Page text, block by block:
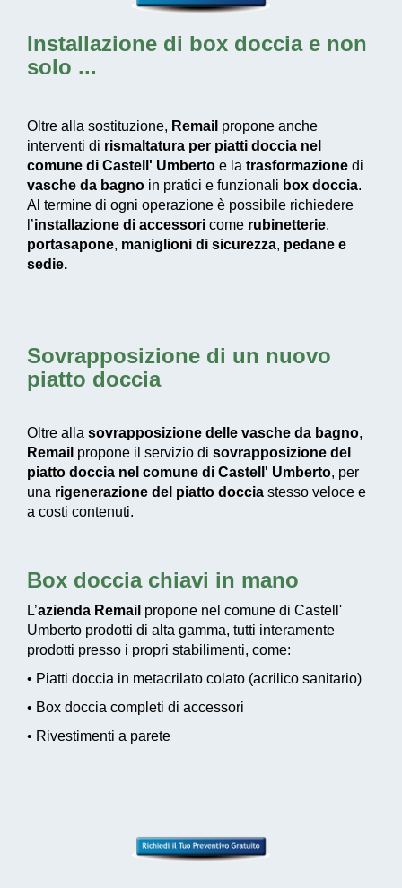
Installazione di box docciae non
solo ...
Oltre alla sostituzione, Remail propone anche
interventi di rismaltatura per piatti doccia nel
comune di Castell' Umberto e la trasformazione di
vasche da bagno in pratici e funzionali box doccia.
Al termine di ogni operazione è possibile richiedere
l’installazione di accessori come rubinetterie,
portasapone, maniglioni di sicurezza, pedane e
sedie.
Sovrapposizione di un nuovo
piatto doccia
Oltre alla sovrapposizione delle vasche da bagno,
Remail propone il servizio di sovrapposizione del
piatto doccia nel comune di Castell' Umberto, per
una rigenerazione del piatto doccia stesso veloce e
a costi contenuti.
Box doccia chiavi in mano
L’azienda Remail propone nel comune di Castell'
Umberto prodotti di alta gamma, tutti interamente
prodotti presso i propri stabilimenti, come:
• Piatti doccia in metacrilato colato (acrilico sanitario)
• Box doccia completi di accessori
• Rivestimenti a parete